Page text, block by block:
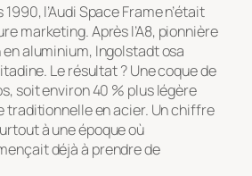
l’Audi Space Frame n’était
marketing. Après l’A8, pionnière
aluminium, Ingolstadt osa
Le résultat ? Une coque de
soit environ 40 % plus légère
traditionnelle en acier. Un chiffre
à une époque où
déjà à prendre de